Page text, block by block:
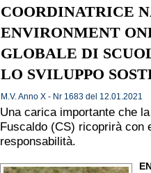
COORDINATRICE
ENVIRONMENT
GLOBALE DI
LO SVILUPPO
M.V. Anno X - Nr 1683 del 12.01.2021
Una carica importante che
Fuscaldo (CS) ricoprirà con
responsabilità.